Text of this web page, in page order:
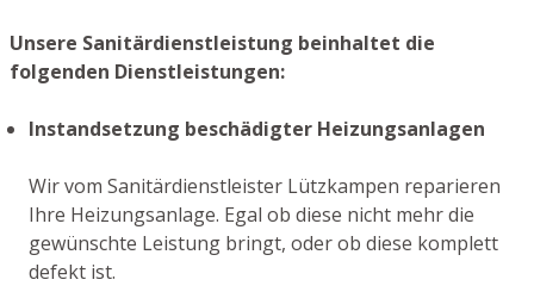
Unsere Sanitärdienstleistung beinhaltet die
folgenden Dienstleistungen:
Instandsetzung beschädigter Heizungsanlagen
Wir vom Sanitärdienstleister Lützkampen reparieren
Ihre Heizungsanlage. Egal ob diese nicht mehr die
gewünschte Leistung bringt, oder ob diese komplett
defekt ist.